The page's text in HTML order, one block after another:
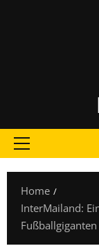
Primary
Home
InterMailand:
Fußballgiganten